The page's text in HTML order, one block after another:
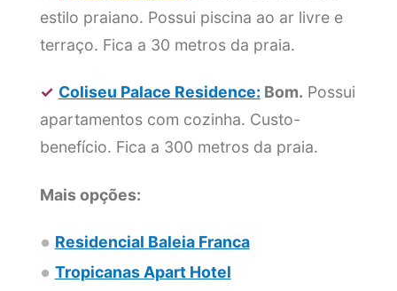
estilo praiano. Possui piscina ao ar livre e
terraço. Fica a 30 metros da praia.
✓ Coliseu Palace Residence: Bom. Possui
apartamentos com cozinha. Custo-
benefício. Fica a 300 metros da praia.
Mais opções:
Residencial Baleia Franca
Tropicanas Apart Hotel